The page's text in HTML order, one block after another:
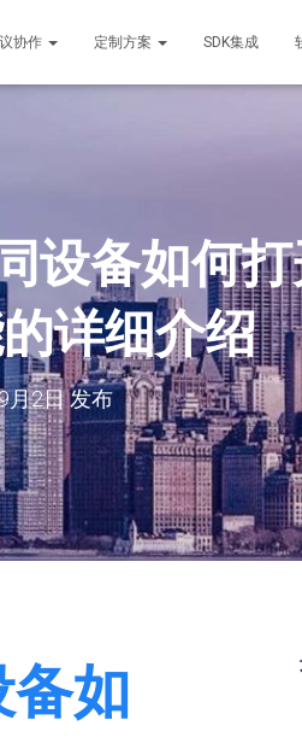
协作 定制方案 SDK集成
设备如何打
详细介绍
月2日发布
如